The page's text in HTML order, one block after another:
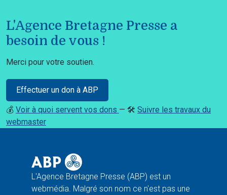
L'Agence Bretagne Presse a
besoin de vous !
Merci pour votre soutien.
Effectuer un don à ABP
💰 Voir à quoi servent vos dons — 🛠️ Suivre les travaux du
webmaster
L'Agence Bretagne Presse (ABP) est un
webmédia. Malgré son nom ce n'est pas une